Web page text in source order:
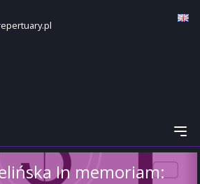
In memoriam: